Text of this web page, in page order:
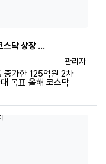
스닥 상장 …
등록자
관리자
증가한 125억원 2차
목표 올해 코스닥